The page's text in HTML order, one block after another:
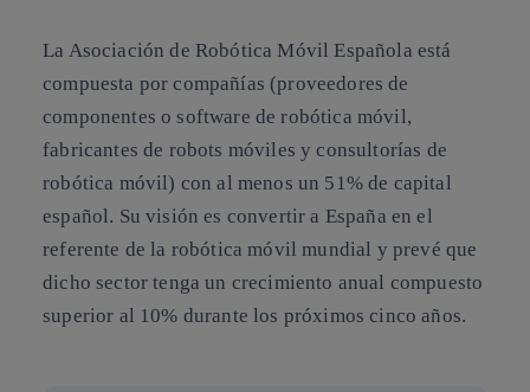
La Asociación de Robótica Móvil Española está
compuesta por compañías (proveedores de
componentes o software de robótica móvil,
fabricantes de robots móviles y consultorías de
robótica móvil) con al menos un 51% de capital
español. Su visión es convertir a España en el
referente de la robótica móvil mundial y prevé que
dicho sector tenga un crecimiento anual compuesto
superior al 10% durante los próximos cinco años.